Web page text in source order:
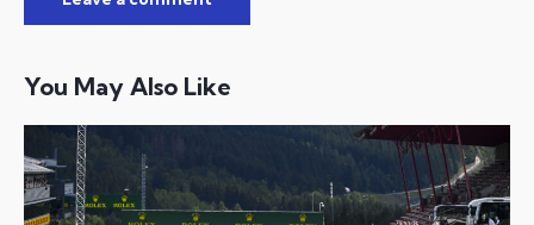
You May Also Like